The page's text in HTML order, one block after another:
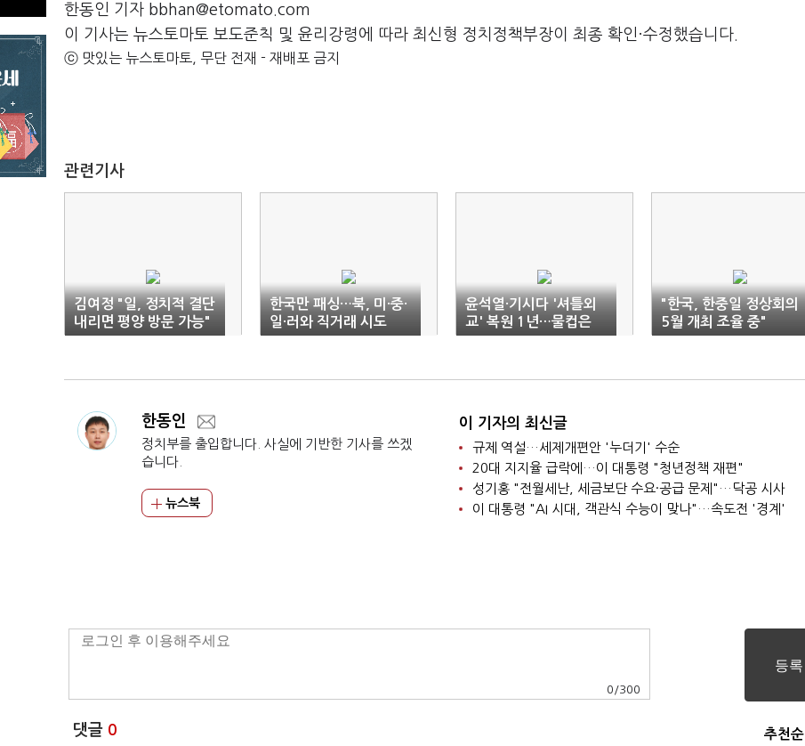
한동인 기자 bbhan@etomato.com
이 기사는 뉴스토마토 보도준칙 및 윤리강령에 따라 최신형 정치정책부장이 최종 확인·수정했습니다.
ⓒ 맛있는 뉴스토마토, 무단 전재 - 재배포 금지
관련기사
김여정 "일, 정치적 결단
내리면 평양 방문 가능"
한국만 패싱…북, 미·중·
일·러와 직거래 시도
윤석열·기시다 '셔틀외
교' 복원 1년…물컵은
여전히 절반만
"한국, 한중일 정상회의
5월 개최 조율 중"
한동인
정치부를 출입합니다. 사실에 기반한 기사를 쓰겠
습니다.
뉴스북
이 기자의 최신글
규제 역설…세제개편안 '누더기' 수순
20대 지지율 급락에…이 대통령 "청년정책 재편"
성기홍 "전월세난, 세금보단 수요·공급 문제"…닥공 시사
이 대통령 "AI 시대, 객관식 수능이 맞나"…속도전 '경계'
0 /300
댓글 0 추천순